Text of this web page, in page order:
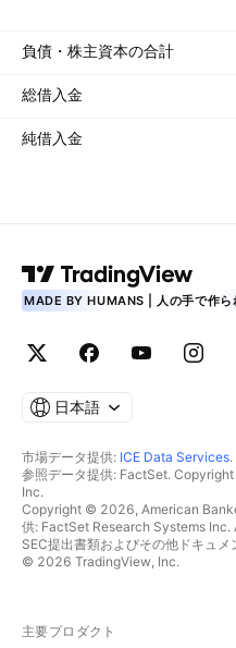
負債・株主資本の合計
総借入金
純借入金
MADE BY HUMANS | 人の手で作ら
日本語
市場データ提供: ICE Data Services.
参照データ提供: FactSet.
Inc.
Copyright © 2026, American
供: FactSet Research Systems Inc.
SEC提出書類およびその他ドキュメ
© 2026 TradingView, Inc.
主要プロダクト